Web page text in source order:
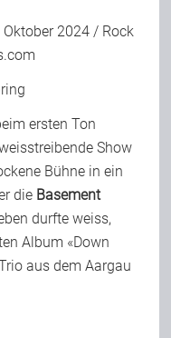
2024 / Rock
ersten Ton
Show
Bühne in ein
die Basement
durfte weiss,
Album «Down
aus dem Aargau